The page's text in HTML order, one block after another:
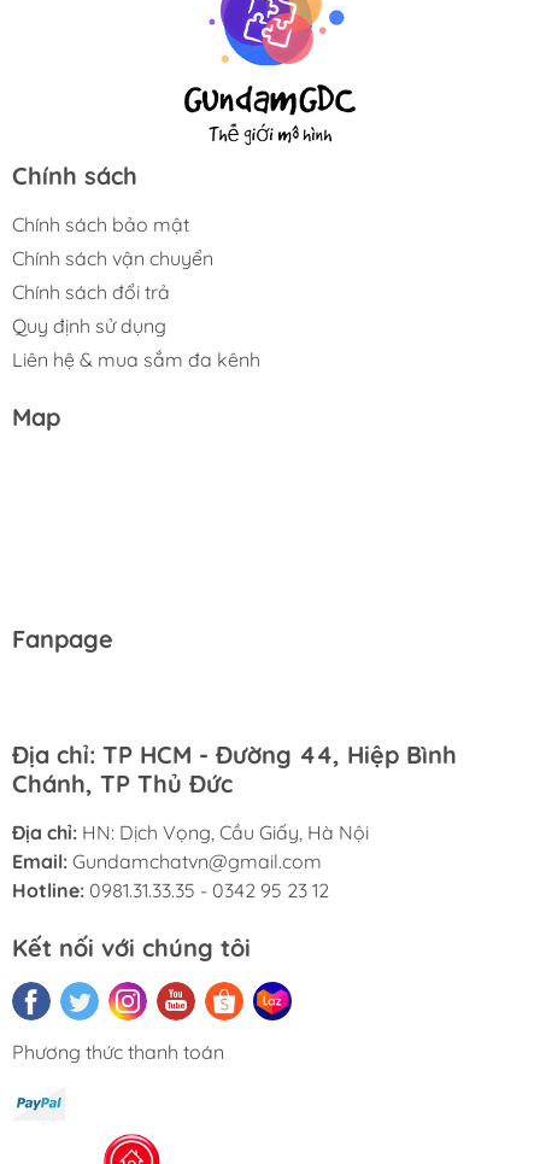
Chính sách
Chính sách bảo mật
Chính sách vận chuyển
Chính sách đổi trả
Quy định sử dụng
Liên hệ & mua sắm đa kênh
Map
Fanpage
Địa chỉ: TP HCM - Đường 44, Hiệp Bình
Chánh, TP Thủ Đức
Địa chỉ: HN: Dịch Vọng, Cầu Giấy, Hà Nội
Email: Gundamchatvn@gmail.com
Hotline: 0981.31.33.35 - 0342 95 23 12
Kết nối với chúng tôi
Phương thức thanh toán